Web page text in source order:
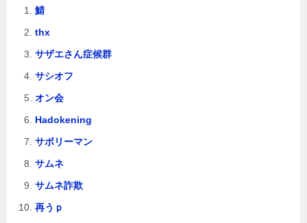
鯖
thx
サザエさん症候群
サシオフ
オン会
Hadokening
サボリーマン
サムネ
サムネ詐欺
再うｐ